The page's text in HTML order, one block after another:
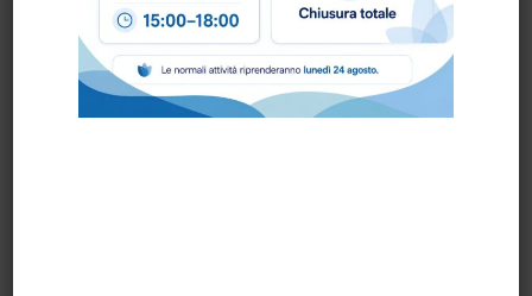
Facile da Usare:
Formato trigger pronto
all’uso per una comoda applicazione.